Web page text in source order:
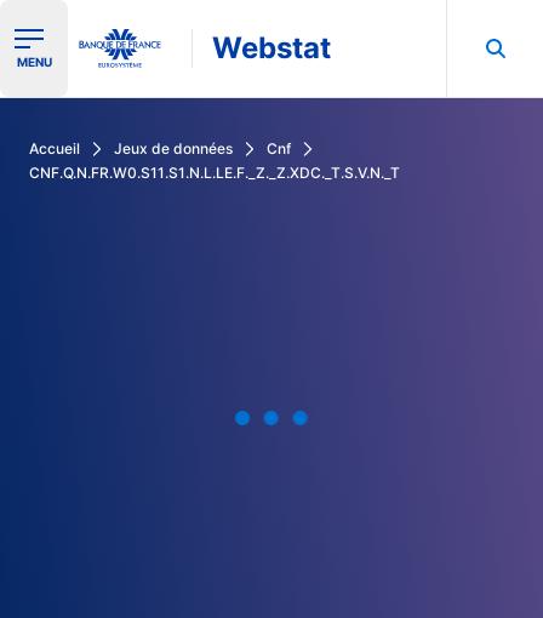
Ouvrir le menu de navigation
MENU Webstat
Accueil Jeux de données
Cnf
CNF.Q.N.FR.W0.S11.S1.N.L.LE.F._Z._Z.XDC._T.S.V.N._T